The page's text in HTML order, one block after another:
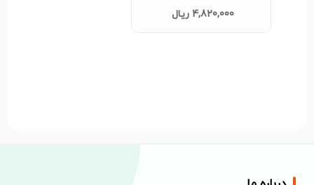
4,820,000 ریال